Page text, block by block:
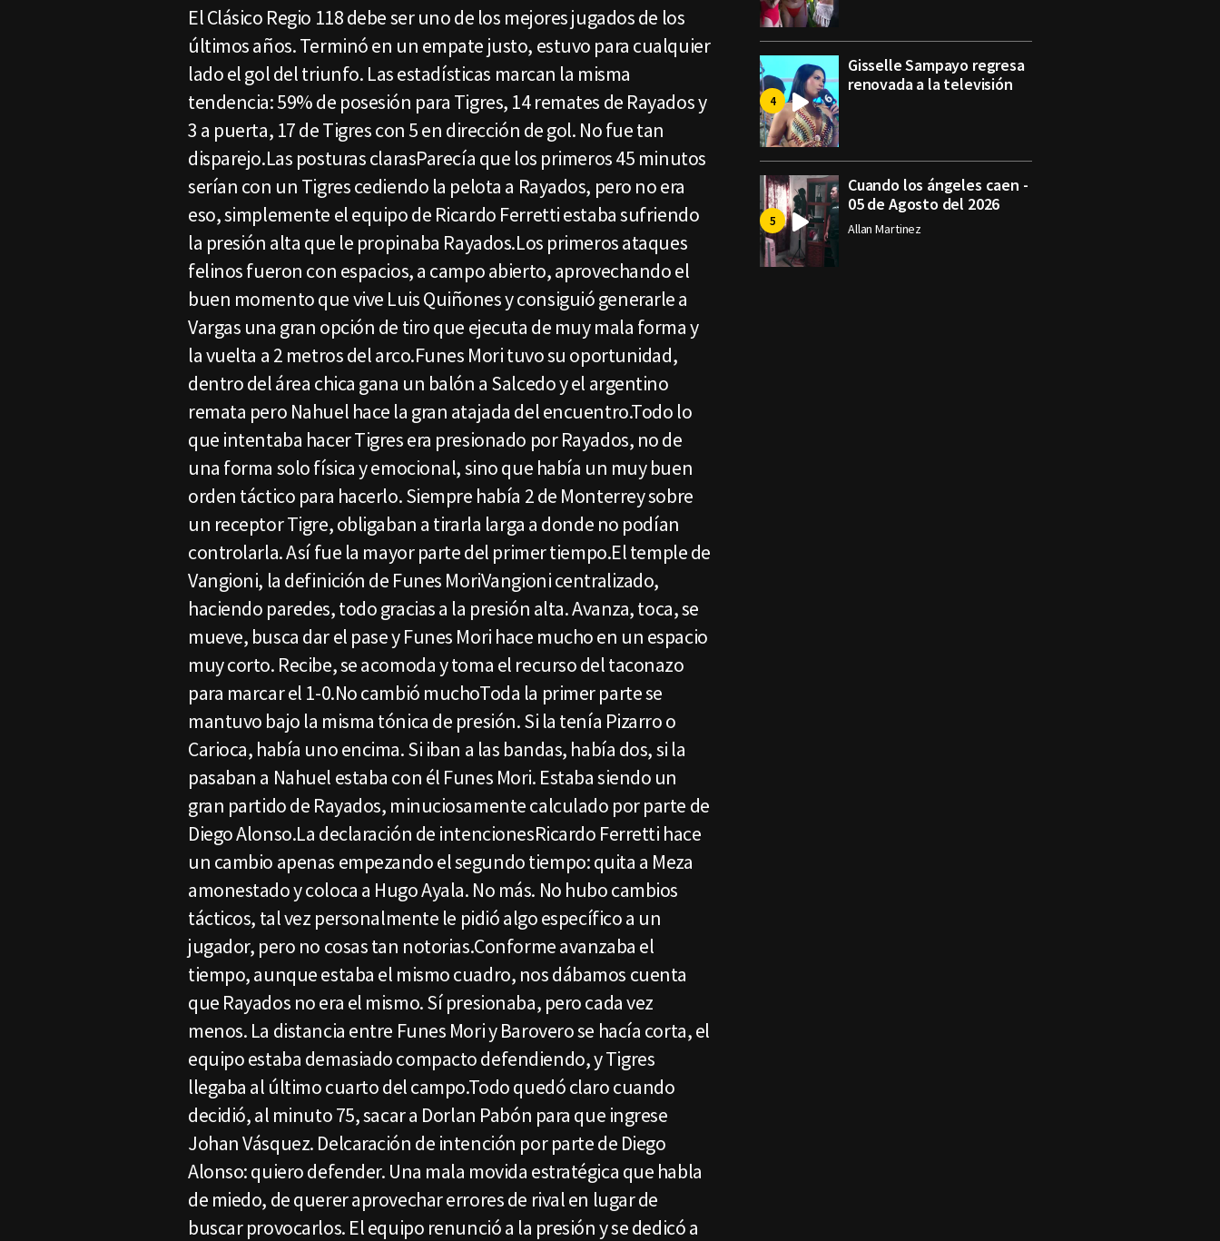
El Clásico Regio 118 debe ser uno de los mejores jugados de los
últimos años. Terminó en un empate justo, estuvo para cualquier
lado el gol del triunfo. Las estadísticas marcan la misma
tendencia: 59% de posesión para Tigres, 14 remates de Rayados y
3 a puerta, 17 de Tigres con 5 en dirección de gol. No fue tan
disparejo.Las posturas clarasParecía que los primeros 45 minutos
serían con un Tigres cediendo la pelota a Rayados, pero no era
eso, simplemente el equipo de Ricardo Ferretti estaba sufriendo
la presión alta que le propinaba Rayados.Los primeros ataques
felinos fueron con espacios, a campo abierto, aprovechando el
buen momento que vive Luis Quiñones y consiguió generarle a
Vargas una gran opción de tiro que ejecuta de muy mala forma y
la vuelta a 2 metros del arco.Funes Mori tuvo su oportunidad,
dentro del área chica gana un balón a Salcedo y el argentino
remata pero Nahuel hace la gran atajada del encuentro.Todo lo
que intentaba hacer Tigres era presionado por Rayados, no de
una forma solo física y emocional, sino que había un muy buen
orden táctico para hacerlo. Siempre había 2 de Monterrey sobre
un receptor Tigre, obligaban a tirarla larga a donde no podían
controlarla. Así fue la mayor parte del primer tiempo.El temple de
Vangioni, la definición de Funes MoriVangioni centralizado,
haciendo paredes, todo gracias a la presión alta. Avanza, toca, se
mueve, busca dar el pase y Funes Mori hace mucho en un espacio
muy corto. Recibe, se acomoda y toma el recurso del taconazo
para marcar el 1-0.No cambió muchoToda la primer parte se
mantuvo bajo la misma tónica de presión. Si la tenía Pizarro o
Carioca, había uno encima. Si iban a las bandas, había dos, si la
pasaban a Nahuel estaba con él Funes Mori. Estaba siendo un
gran partido de Rayados, minuciosamente calculado por parte de
Diego Alonso.La declaración de intencionesRicardo Ferretti hace
un cambio apenas empezando el segundo tiempo: quita a Meza
amonestado y coloca a Hugo Ayala. No más. No hubo cambios
tácticos, tal vez personalmente le pidió algo específico a un
jugador, pero no cosas tan notorias.Conforme avanzaba el
tiempo, aunque estaba el mismo cuadro, nos dábamos cuenta
que Rayados no era el mismo. Sí presionaba, pero cada vez
menos. La distancia entre Funes Mori y Barovero se hacía corta, el
equipo estaba demasiado compacto defendiendo, y Tigres
llegaba al último cuarto del campo.Todo quedó claro cuando
decidió, al minuto 75, sacar a Dorlan Pabón para que ingrese
Johan Vásquez. Delcaración de intención por parte de Diego
Alonso: quiero defender. Una mala movida estratégica que habla
de miedo, de querer aprovechar errores de rival en lugar de
buscar provocarlos. El equipo renunció a la presión y se dedicó a
Gisselle Sampayo regresa
renovada a la televisión
Cuando los ángeles caen -
05 de Agosto del 2026
Allan Martinez